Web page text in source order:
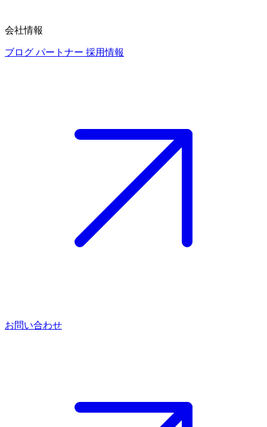
会社情報
ブログ パートナー 採用情報
お問い合わせ